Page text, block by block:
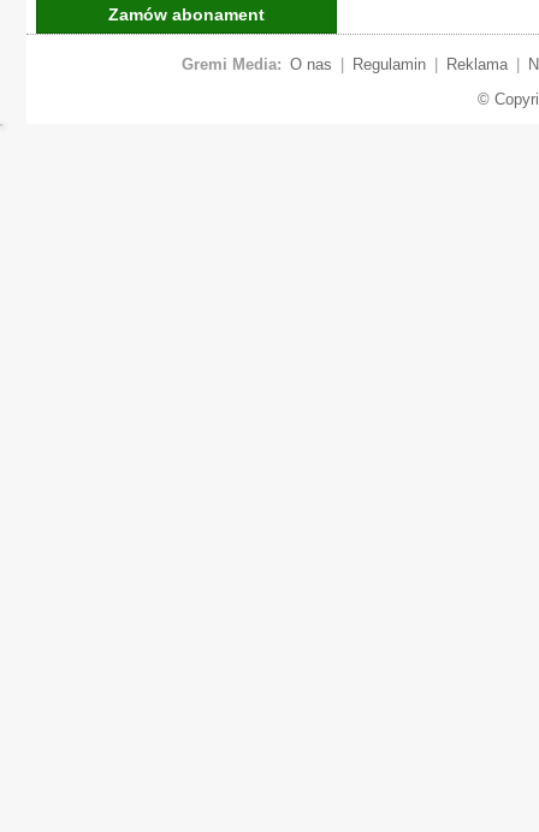
Zamów abonament
Gremi Media: O nas Regulamin Reklama
©